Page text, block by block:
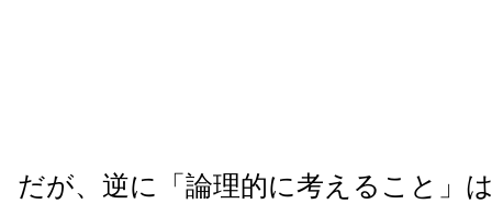
だが、逆に「論理的に考えること」